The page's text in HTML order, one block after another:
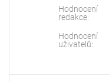
Hodnocení
redakce:
Hodnocení
uživatelů: